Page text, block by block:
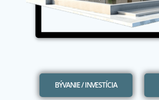
BÝVANIE / INVESTÍCIA